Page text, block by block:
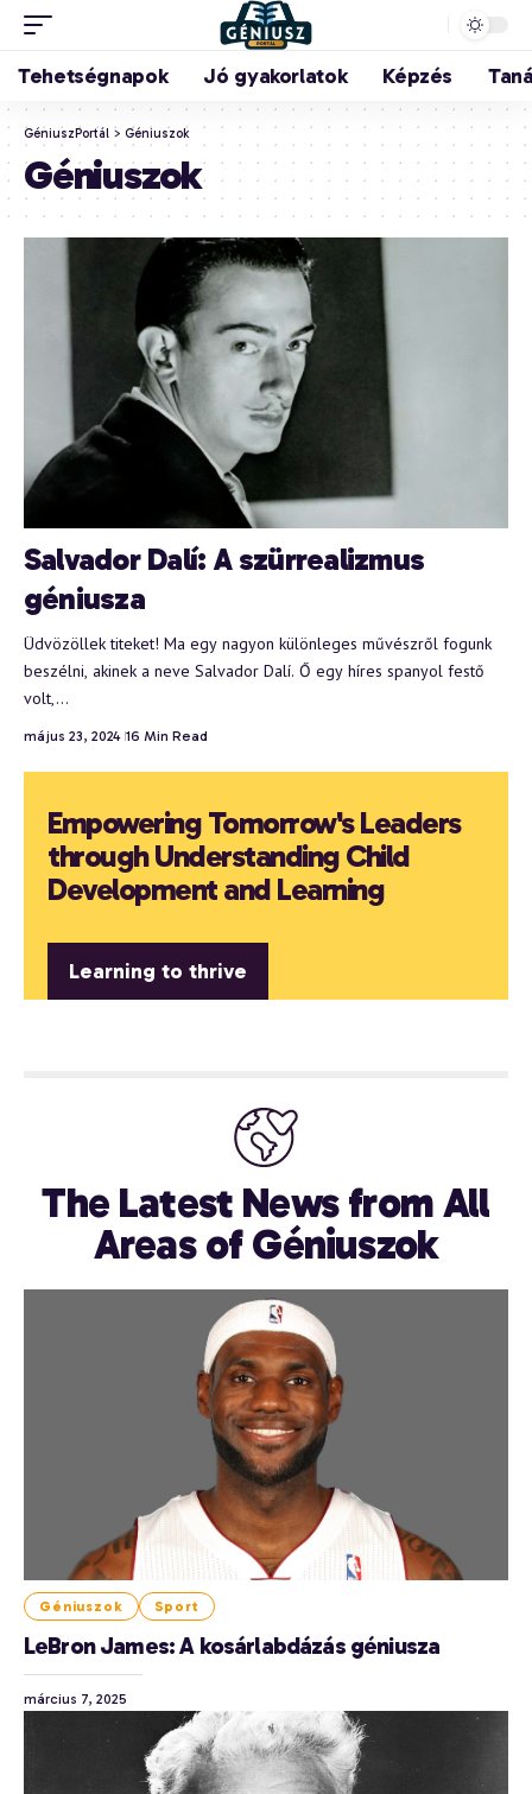
Tehetségnapok Jó gyakorlatok Képzés
GéniuszPortál > Géniuszok
Géniuszok
Salvador Dalí: A szürrealizmus
géniusza
Üdvözöllek titeket! Ma egy nagyon különleges művészről fogunk
beszélni, akinek a neve Salvador Dalí. Ő egy híres spanyol festő
volt,…
május 23, 2024 16 Min Read
Empowering Tomorrow's Leaders
through Understanding Child
Development and Learning
Learning to thrive
The Latest News from All
Areas of Géniuszok
Géniuszok Sport
LeBron James: A kosárlabdázás géniusza
március 7, 2025